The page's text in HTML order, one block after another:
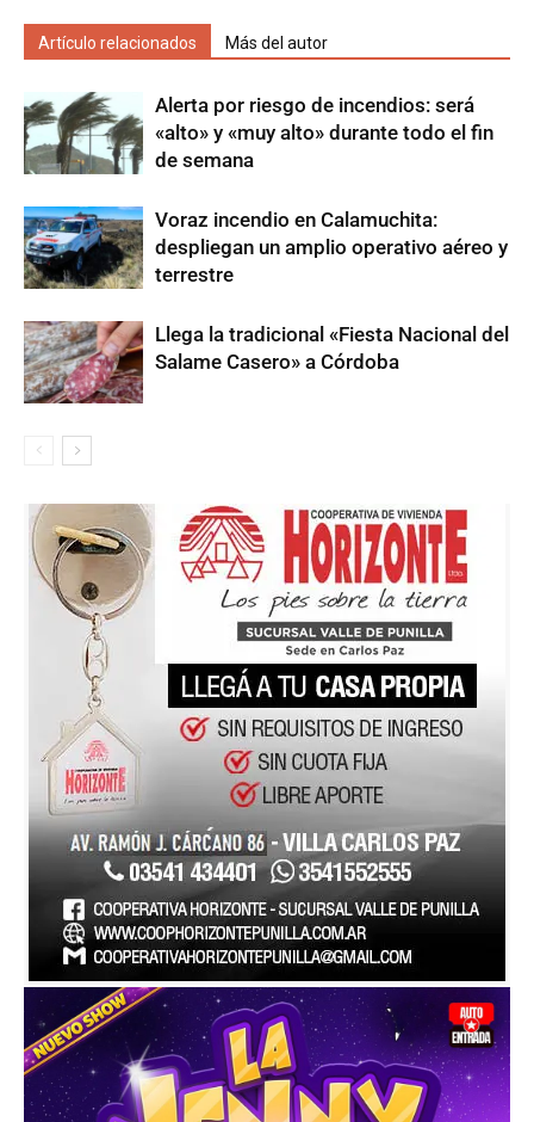
Artículo relacionados Más del autor
Alerta por riesgo de incendios: será
«alto» y «muy alto» durante todo el fin
de semana
Voraz incendio en Calamuchita:
despliegan un amplio operativo aéreo y
terrestre
Llega la tradicional «Fiesta Nacional del
Salame Casero» a Córdoba